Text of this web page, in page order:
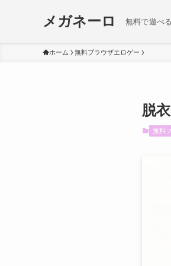
メガネーロ 無料で遊べ
ホーム 無料ブラウザエロゲー
脱
無料